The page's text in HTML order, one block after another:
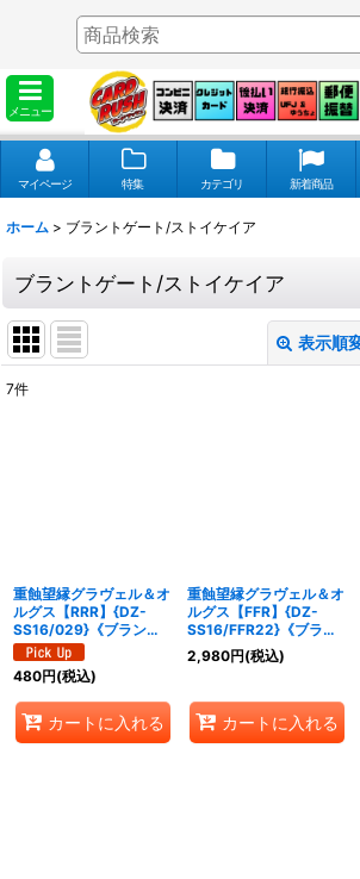
メニュー
マイページ 特集 カテゴリ 新着商品
ホーム > ブラントゲート/ストイケイア
ブラントゲート/ストイケイア
表示順
7件
重蝕望縁グラヴェル＆オ
ルグス【RRR】{DZ-
SS16/029}《ブラント
ゲート/ストイケイア》
480円(税込)
カートに入れる
重蝕望縁グラヴェル＆オ
ルグス【FFR】{DZ-
SS16/FFR22}《ブラン
トゲート/ストイケイ
ア》
2,980円(税込)
カートに入れる